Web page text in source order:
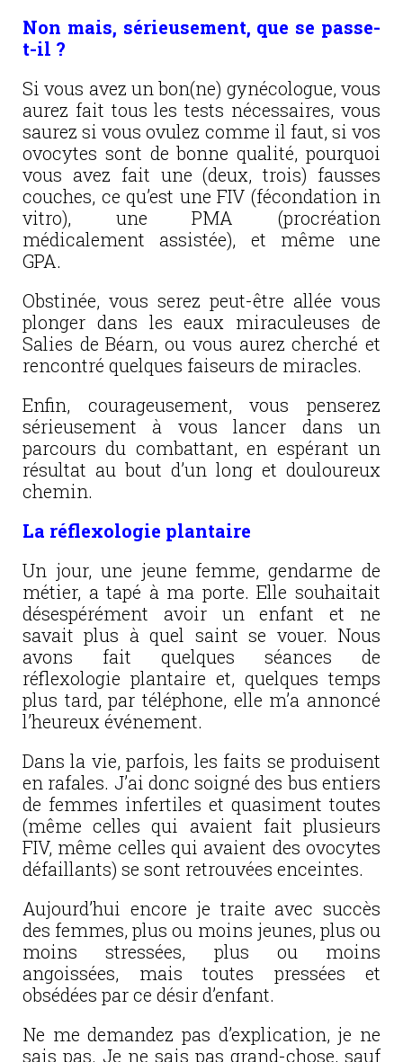
Non mais, sérieusement, que se passe-
t-il ?
Si vous avez un bon(ne) gynécologue, vous
aurez fait tous les tests nécessaires, vous
saurez si vous ovulez comme il faut, si vos
ovocytes sont de bonne qualité, pourquoi
vous avez fait une (deux, trois) fausses
couches, ce qu’est une FIV (fécondation in
vitro), une PMA (procréation
médicalement assistée), et même une
GPA.
Obstinée, vous serez peut-être allée vous
plonger dans les eaux miraculeuses de
Salies de Béarn, ou vous aurez cherché et
rencontré quelques faiseurs de miracles.
Enfin, courageusement, vous penserez
sérieusement à vous lancer dans un
parcours du combattant, en espérant un
résultat au bout d’un long et douloureux
chemin.
La réflexologie plantaire
Un jour, une jeune femme, gendarme de
métier, a tapé à ma porte. Elle souhaitait
désespérément avoir un enfant et ne
savait plus à quel saint se vouer. Nous
avons fait quelques séances de
réflexologie plantaire et, quelques temps
plus tard, par téléphone, elle m’a annoncé
l’heureux événement.
Dans la vie, parfois, les faits se produisent
en rafales. J’ai donc soigné des bus entiers
de femmes infertiles et quasiment toutes
(même celles qui avaient fait plusieurs
FIV, même celles qui avaient des ovocytes
défaillants) se sont retrouvées enceintes.
Aujourd’hui encore je traite avec succès
des femmes, plus ou moins jeunes, plus ou
moins stressées, plus ou moins
angoissées, mais toutes pressées et
obsédées par ce désir d’enfant.
Ne me demandez pas d’explication, je ne
sais pas. Je ne sais pas grand-chose, sauf